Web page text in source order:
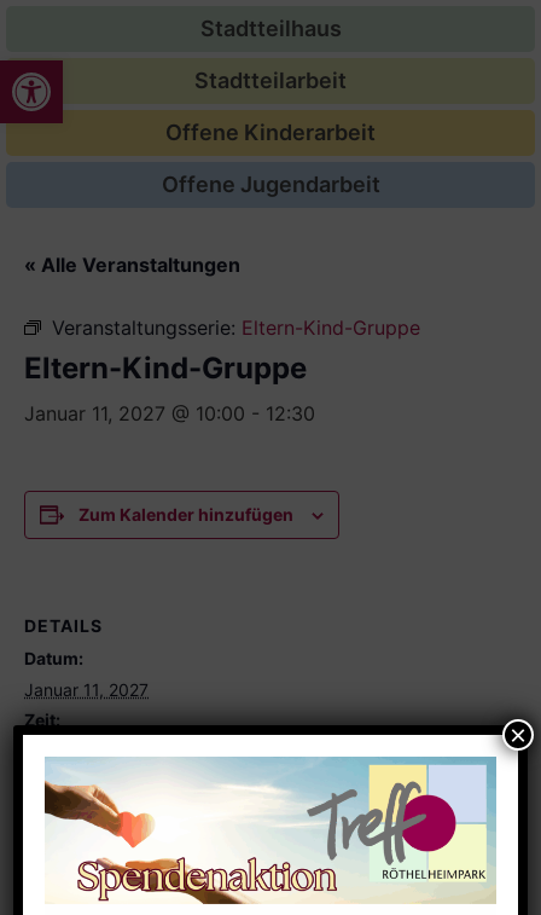
Werkzeugleiste öffnen
Stadtteilhaus
Stadtteilarbeit
Offene Kinderarbeit
Offene Jugendarbeit
« Alle Veranstaltungen
Veranstaltungsserie: Eltern-Kind-Gruppe
Eltern-Kind-Gruppe
Januar 11, 2027 @ 10:00 - 12:30
Zum Kalender hinzufügen
DETAILS
Datum:
Januar 11, 2027
Zeit:
Serien:
Eltern-Kind-Gruppe
VERANSTALTUNGSORT